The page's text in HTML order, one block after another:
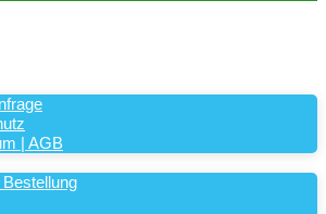
| AGB